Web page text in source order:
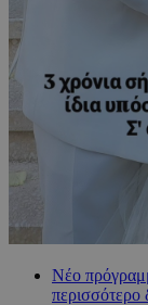
Νέο
περισσότερο